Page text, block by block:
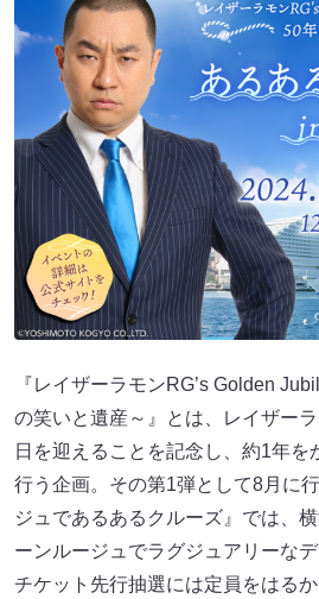
『レイザーラモンRG’s Golden
の笑いと遺産～』とは、レイザー
日を迎えることを記念し、約1年を
行う企画。その第1弾として8月に
ジュであるあるクルーズ』では、
ーンルージュでラグジュアリーな
チケット先行抽選には定員をはる